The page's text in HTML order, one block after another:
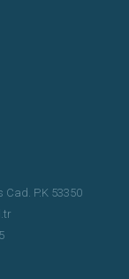
Cad. P.K 53350